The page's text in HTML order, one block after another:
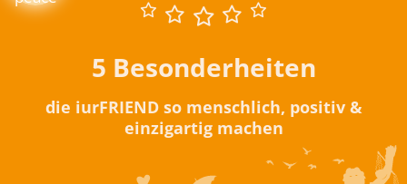
5 Besonderheiten
die iurFRIEND so menschlich, positiv &
einzigartig machen